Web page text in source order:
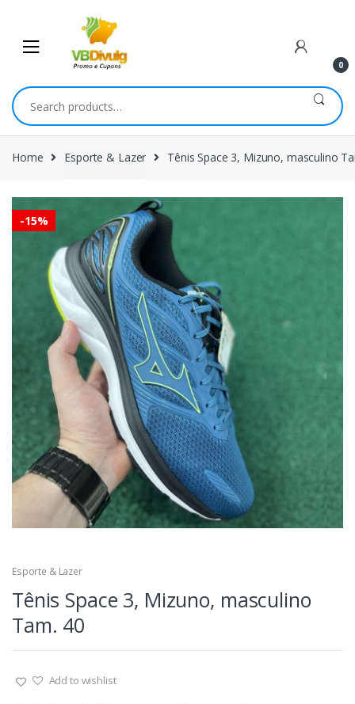
navigation
content
0
Search
for:
Home Esporte & Lazer Tênis Space 3, Mizuno, masculino
-15%
Esporte & Lazer
Tênis Space 3, Mizuno, masculino
Tam. 40
Add to wishlist